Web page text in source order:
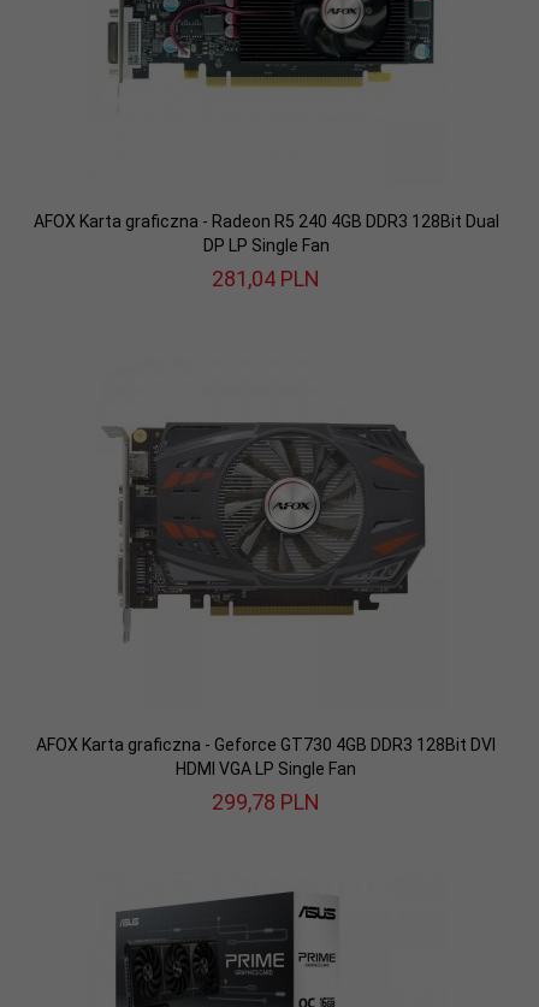
AFOX Karta graficzna - Radeon R5 240 4GB DDR3 128Bit Dual
DP LP Single Fan
281,04 PLN
AFOX Karta graficzna - Geforce GT730 4GB DDR3 128Bit DVI
HDMI VGA LP Single Fan
299,78 PLN